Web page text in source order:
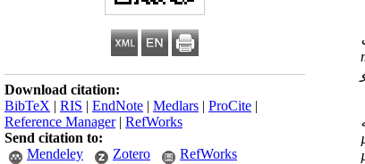
Download citation:
BibTeX | RIS | EndNote | Medlars | ProCite |
Reference Manager| RefWorks
Send citation to:
Mendeley
Zotero RefWorks